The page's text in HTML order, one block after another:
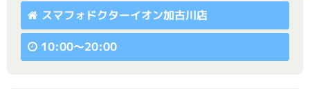
スマフォドクターイオン加古川店
10:00〜20:00